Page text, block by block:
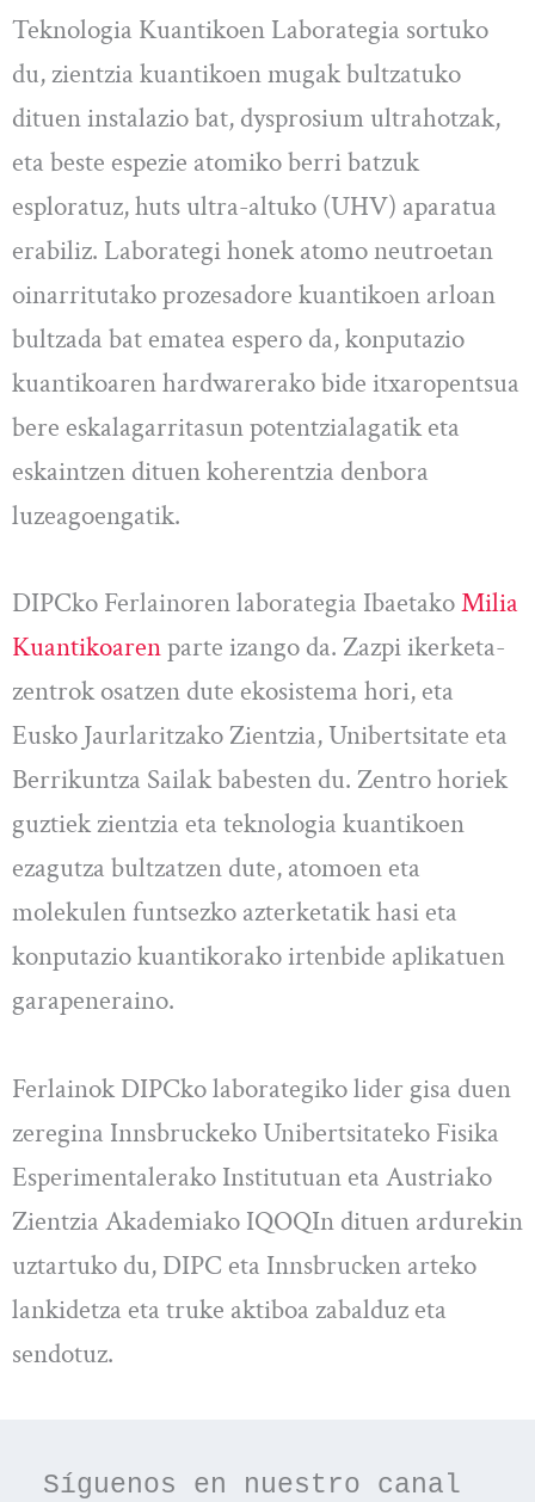
Teknologia Kuantikoen Laborategia sortuko
du, zientzia kuantikoen mugak bultzatuko
dituen instalazio bat, dysprosium ultrahotzak,
eta beste espezie atomiko berri batzuk
esploratuz, huts ultra-altuko (UHV) aparatua
erabiliz. Laborategi honek atomo neutroetan
oinarritutako prozesadore kuantikoen arloan
bultzada bat ematea espero da, konputazio
kuantikoaren hardwarerako bide itxaropentsua
bere eskalagarritasun potentzialagatik eta
eskaintzen dituen koherentzia denbora
luzeagoengatik.
DIPCko Ferlainoren laborategia IbaetakoMilia
Kuantikoarenparte izango da. Zazpi ikerketa-
zentrok osatzen dute ekosistema hori, eta
Eusko Jaurlaritzako Zientzia, Unibertsitate eta
Berrikuntza Sailak babesten du. Zentro horiek
guztiek zientzia eta teknologia kuantikoen
ezagutza bultzatzen dute, atomoen eta
molekulen funtsezko azterketatik hasi eta
konputazio kuantikorako irtenbide aplikatuen
garapeneraino.
Ferlainok DIPCko laborategiko lider gisa duen
zeregina Innsbruckeko Unibertsitateko Fisika
Esperimentalerako Institutuan eta Austriako
Zientzia Akademiako IQOQIn dituen ardurekin
uztartuko du, DIPC eta Innsbrucken arteko
lankidetza eta truke aktiboa zabalduz eta
sendotuz.
Síguenos en nuestro canal